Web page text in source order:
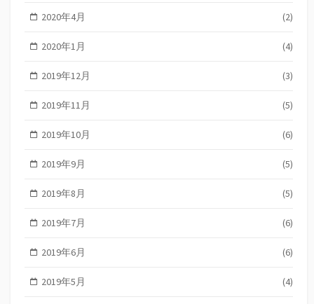
2020年4月 (2)
2020年1月 (4)
2019年12月 (3)
2019年11月 (5)
2019年10月 (6)
2019年9月 (5)
2019年8月 (5)
2019年7月 (6)
2019年6月 (6)
2019年5月 (4)